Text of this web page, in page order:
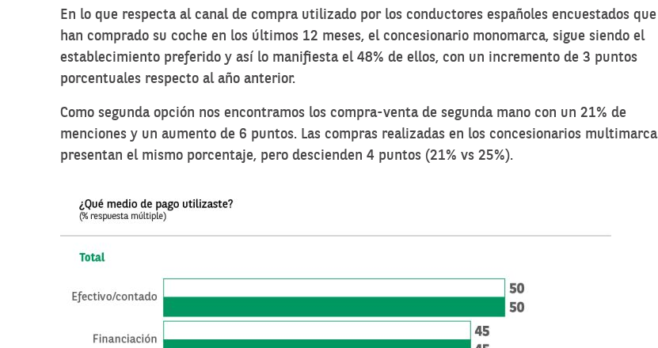
En lo que respecta al canal de compra utilizado por los conductores españoles encuestados que
han comprado su coche en los últimos 12 meses, el concesionario monomarca, sigue siendo el
establecimiento preferido y así lo manifiesta el 48% de ellos, con un incremento de 3 puntos
porcentuales respecto al año anterior.
Como segunda opción nos encontramos los compra-venta de segunda mano con un 21% de
menciones y un aumento de 6 puntos. Las compras realizadas en los concesionarios multimarca
presentan el mismo porcentaje, pero descienden 4 puntos (21% vs 25%).